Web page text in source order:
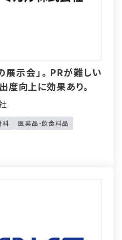
展示会」。PRが難しい
度向上に効果あり。
料
医薬品・飲食料品